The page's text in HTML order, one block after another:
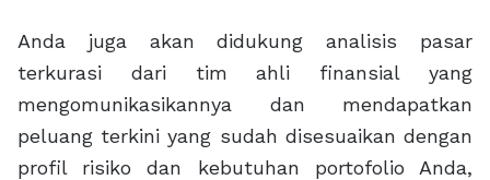
Anda juga akan didukung analisis pasar
terkurasi dari tim ahli finansial yang
mengomunikasikannya dan mendapatkan
peluang terkini yang sudah disesuaikan dengan
profil risiko dan kebutuhan portofolio Anda,